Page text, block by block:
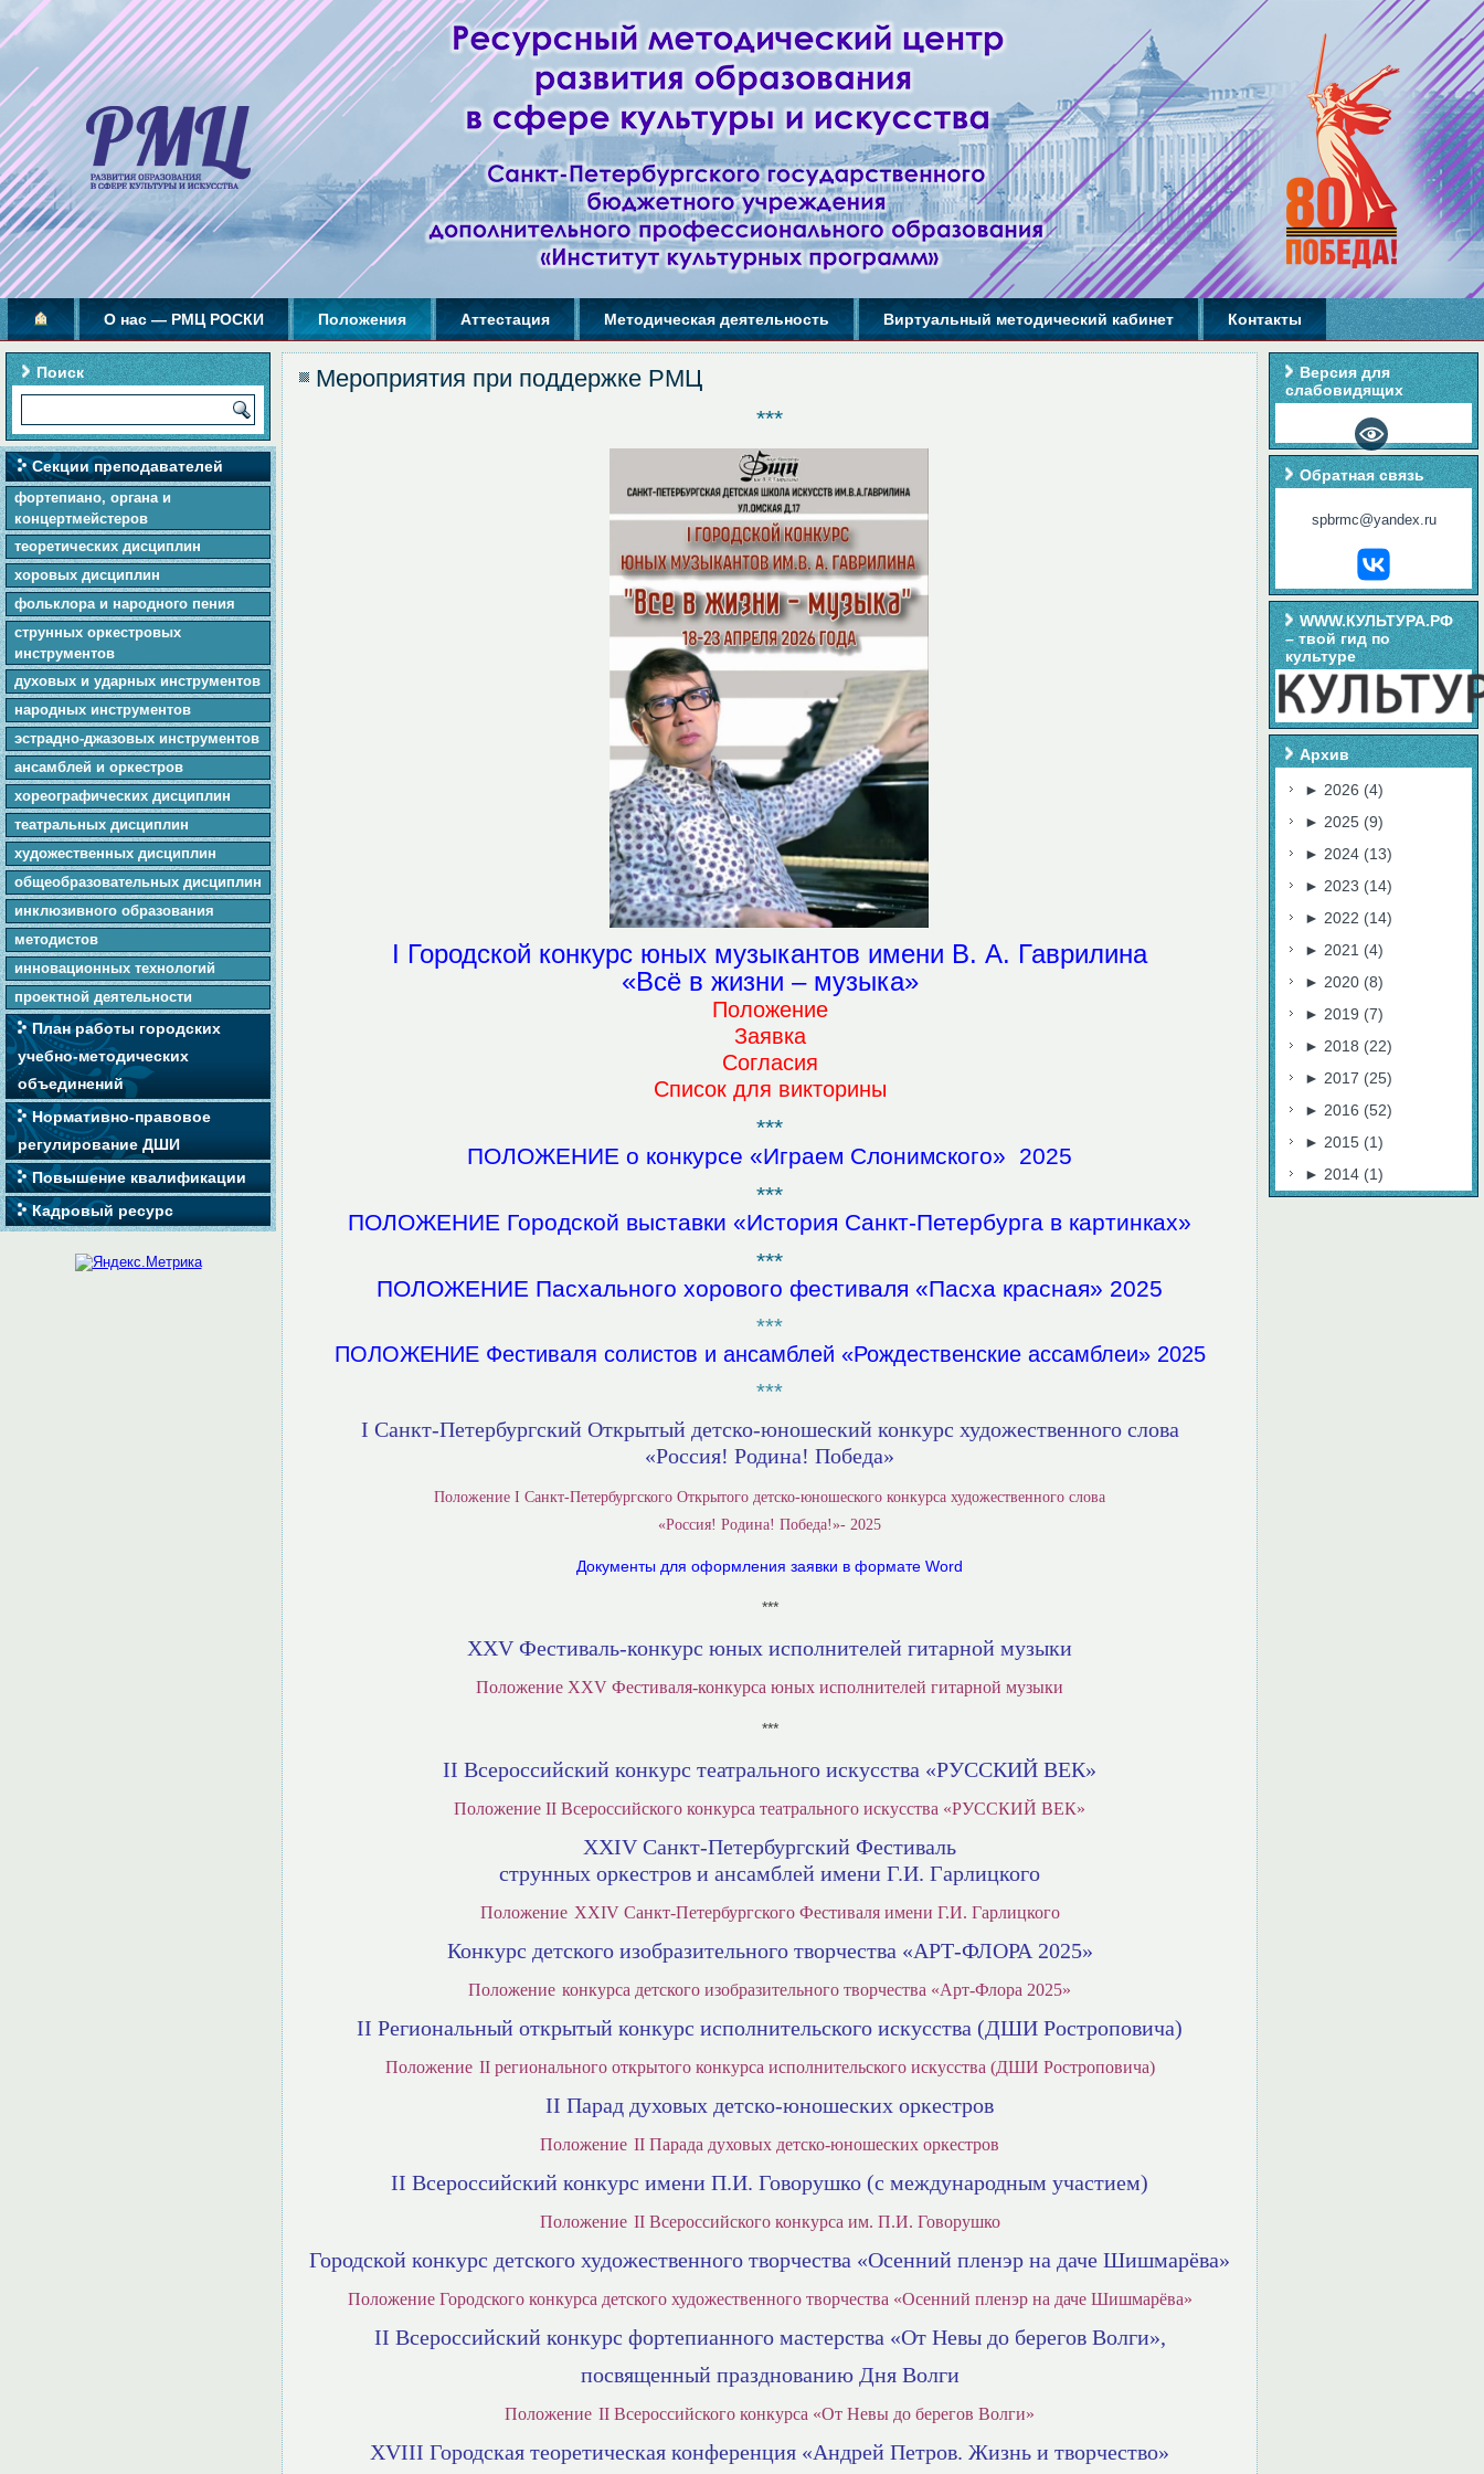
О нас — РМЦ РОСКИ Положения Аттестация Методическая деятельность Виртуальный методический кабинет Контакты
Поиск
Секции преподавателей
фортепиано, органа и
концертмейстеров
теоретических дисциплин
хоровых дисциплин
фольклора и народного пения
cтpунныx оркестровых
инструментов
духовых и ударных инструментов
народных инструментов
эстрадно-джазовых инструментов
ансамблей и оркестров
хореографических дисциплин
театральных дисциплин
художественных дисциплин
общеобразовательных дисциплин
инклюзивного образования
методистов
инновационных технологий
проектной деятельности
План работы городских
учебно-методических
объединений
Нормативно-правовое
регулирование ДШИ
Повышение квалификации
Кадровый ресурс
Мероприятия при поддержке РМЦ
***
I Городской конкурс юных музыкантов имени В. А. Гаврилина
«Всё в жизни – музыка»
Положение
Заявка
Согласия
Список для викторины
***
ПОЛОЖЕНИЕ о конкурсе «Играем Слонимского» 2025
***
ПОЛОЖЕНИЕ Городской выставки «История Санкт-Петербурга в картинках»
***
ПОЛОЖЕНИЕ Пасхального хорового фестиваля «Пасха красная» 2025
***
ПОЛОЖЕНИЕ Фестиваля солистов и ансамблей «Рождественские ассамблеи» 2025
***
I Санкт-Петербургский Открытый детско-юношеский конкурс художественного слова
«Россия! Родина! Победа»
Положение I Санкт-Петербургского Открытого детско-юношеского конкурса художественного слова
«Россия! Родина! Победа!»- 2025
Документы для оформления заявки в формате Word
***
XXV Фестиваль-конкурс юных исполнителей гитарной музыки
Положение XXV Фестиваля-конкурса юных исполнителей гитарной музыки
***
II Всероссийский конкурс театрального искусства «РУССКИЙ ВЕК»
Положение II Всероссийского конкурса театрального искусства «РУССКИЙ ВЕК»
XXIV Санкт-Петербургский Фестиваль
струнных оркестров и ансамблей имени Г.И. Гарлицкого
Положение XXIV Санкт-Петербургского Фестиваля имени Г.И. Гарлицкого
Конкурс детского изобразительного творчества «АРТ-ФЛОРА 2025»
Положение конкурса детского изобразительного творчества «Арт-Флора 2025»
II Региональный открытый конкурс исполнительского искусства (ДШИ Ростроповича)
Положение II регионального открытого конкурса исполнительского искусства (ДШИ Ростроповича)
II Парад духовых детско-юношеских оркестров
Положение II Парада духовых детско-юношеских оркестров
II Всероссийский конкурс имени П.И. Говорушко (с международным участием)
Положение II Всероссийского конкурса им. П.И. Говорушко
Городской конкурс детского художественного творчества «Осенний пленэр на даче Шишмарёва»
Положение Городского конкурса детского художественного творчества «Осенний пленэр на даче Шишмарёва»
II Всероссийский конкурс фортепианного мастерства «От Невы до берегов Волги»,
посвященный празднованию Дня Волги
Положение II Всероссийского конкурса «От Невы до берегов Волги»
XVIII Городская теоретическая конференция «Андрей Петров. Жизнь и творчество»
Версия для
слабовидящих
Обратная связь
spbrmc@yandex.ru
WWW.КУЛЬТУРА.РФ
– твой гид по
культуре
Архив
► 2026 (4)
► 2025 (9)
► 2024 (13)
► 2023 (14)
► 2022 (14)
► 2021 (4)
► 2020 (8)
► 2019 (7)
► 2018 (22)
► 2017 (25)
► 2016 (52)
► 2015 (1)
► 2014 (1)